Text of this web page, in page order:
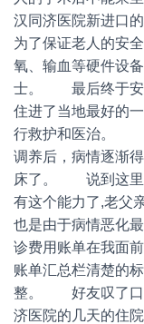
汉同济医院新进口
为了保证老人的安
氧、输血等硬件设
士。 最后终于安
住进了当地最好的
行救护和医治。
调养后，病情逐渐
床了。 说到这里
有这个能力了,老父
也是由于病情恶化
诊费用账单在我面
账单汇总栏清楚的
整。 好友叹了口
济医院的几天的住